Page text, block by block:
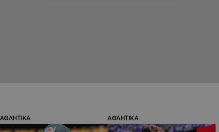
ΑΘΛΗΤΙΚΑ ΑΘΛΗΤΙΚΑ